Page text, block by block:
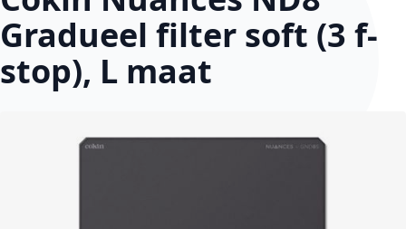
Gradueel filter soft (3 f-
stop), L maat